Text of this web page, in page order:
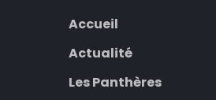
Accueil
Actualité
Les Panthères